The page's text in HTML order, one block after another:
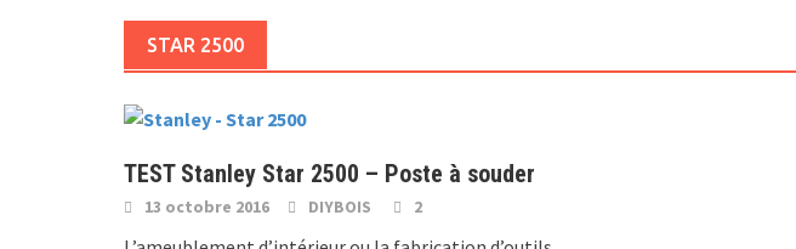
STAR 2500
TEST Stanley Star 2500 – Poste à souder
13 octobre 2016 DIYBOIS 2